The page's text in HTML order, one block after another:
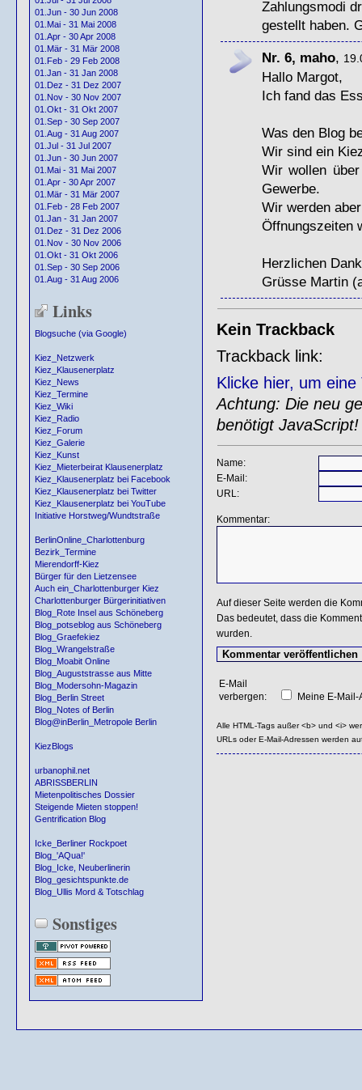
01.Jun - 30 Jun 2008
01.Mai - 31 Mai 2008
01.Apr - 30 Apr 2008
01.Mär - 31 Mär 2008
01.Feb - 29 Feb 2008
01.Jan - 31 Jan 2008
01.Dez - 31 Dez 2007
01.Nov - 30 Nov 2007
01.Okt - 31 Okt 2007
01.Sep - 30 Sep 2007
01.Aug - 31 Aug 2007
01.Jul - 31 Jul 2007
01.Jun - 30 Jun 2007
01.Mai - 31 Mai 2007
01.Apr - 30 Apr 2007
01.Mär - 31 Mär 2007
01.Feb - 28 Feb 2007
01.Jan - 31 Jan 2007
01.Dez - 31 Dez 2006
01.Nov - 30 Nov 2006
01.Okt - 31 Okt 2006
01.Sep - 30 Sep 2006
01.Aug - 31 Aug 2006
Links
Blogsuche (via Google)
Kiez_Netzwerk
Kiez_Klausenerplatz
Kiez_News
Kiez_Termine
Kiez_Wiki
Kiez_Radio
Kiez_Forum
Kiez_Galerie
Kiez_Kunst
Kiez_Mieterbeirat Klausenerplatz
Kiez_Klausenerplatz bei Facebook
Kiez_Klausenerplatz bei Twitter
Kiez_Klausenerplatz bei YouTube
Initiative Horstweg/Wundtstraße
BerlinOnline_Charlottenburg
Bezirk_Termine
Mierendorff-Kiez
Bürger für den Lietzensee
Auch ein_Charlottenburger Kiez
Charlottenburger Bürgerinitiativen
Blog_Rote Insel aus Schöneberg
Blog_potseblog aus Schöneberg
Blog_Graefekiez
Blog_Wrangelstraße
Blog_Moabit Online
Blog_Auguststrasse aus Mitte
Blog_Modersohn-Magazin
Blog_Berlin Street
Blog_Notes of Berlin
Blog@inBerlin_Metropole Berlin
KiezBlogs
urbanophil.net
ABRISSBERLIN
Mietenpolitisches Dossier
Steigende Mieten stoppen!
Gentrification Blog
Icke_Berliner Rockpoet
Blog_'AQua!'
Blog_Icke, Neuberlinerin
Blog_gesichtspunkte.de
Blog_Ullis Mord & Totschlag
Sonstiges
Zahlungsmodi
gestellt haben.
Nr. 6, maho,
Hallo Margot,
Ich fand das
Was den Blog
Wir sind ein
Wir wollen
Gewerbe.
Wir werden
Öffnungszeiten
Herzlichen
Grüsse Martin
Kein Trackback
Trackback link:
Klicke hier, um
Achtung: Die neu
benötigt JavaScript!
Name:
E-Mail:
URL:
Kommentar:
Auf dieser Seite werden die
Das bedeutet, dass die
wurden.
E-Mail
verbergen:
Meine E-
Alle HTML-Tags außer <b> und <i>
URLs oder E-Mail-Adressen werden